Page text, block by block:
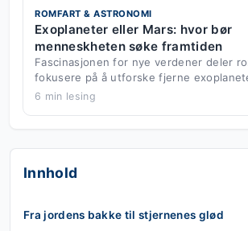
ROMFART & ASTRONOMI
Exoplaneter eller Mars: hvor bør
menneskheten søke framtiden
Fascinasjonen for nye verdener deler
fokusere på å utforske fjerne
6 min lesing
Innhold
Fra jordens bakke til stjernenes glød